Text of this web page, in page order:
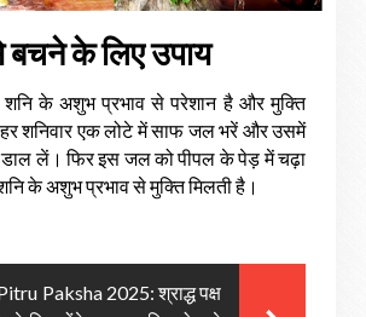
बचने के लिए उपाय
शनि के अशुभ प्रभाव से परेशान है और मुक्ति
हर शनिवार एक लोटे में साफ जल भरें और उसमें
लें। फिर इस जल को पीपल के पेड़ में चढ़ा
के अशुभ प्रभाव से मुक्ति मिलती है।
Paksha 2025: श्राद्ध पक्ष